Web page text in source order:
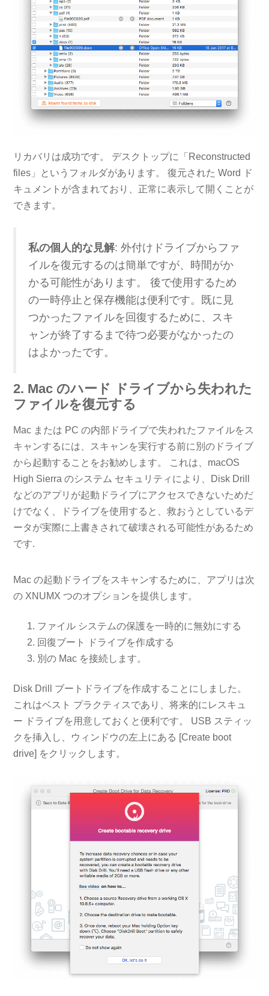
リカバリは成功です。 デスクトップに「Reconstructed
files」というフォルダがあります。 復元された Word ド
キュメントが含まれており、正常に表示して開くことが
できます。
私の個人的な見解: 外付けドライブからファ
イルを復元するのは簡単ですが、時間がか
かる可能性があります。 後で使用するため
の一時停止と保存機能は便利です。既に見
つかったファイルを回復するために、スキ
ャンが終了するまで待つ必要がなかったの
はよかったです。
2. Mac のハード ドライブから失われた
ファイルを復元する
Mac または PC の内部ドライブで失われたファイルをス
キャンするには、スキャンを実行する前に別のドライブ
から起動することをお勧めします。 これは、macOS
High Sierra のシステム セキュリティにより、Disk Drill
などのアプリが起動ドライブにアクセスできないためだ
けでなく、ドライブを使用すると、救おうとしているデ
ータが実際に上書きされて破壊される可能性があるため
です.
Mac の起動ドライブをスキャンするために、アプリは次
の XNUMX つのオプションを提供します。
ファイル システムの保護を一時的に無効にする
回復ブート ドライブを作成する
別の Mac を接続します。
Disk Drill ブートドライブを作成することにしました。
これはベスト プラクティスであり、将来的にレスキュ
ー ドライブを用意しておくと便利です。 USB スティッ
クを挿入し、ウィンドウの左上にある [Create boot
drive] をクリックします。